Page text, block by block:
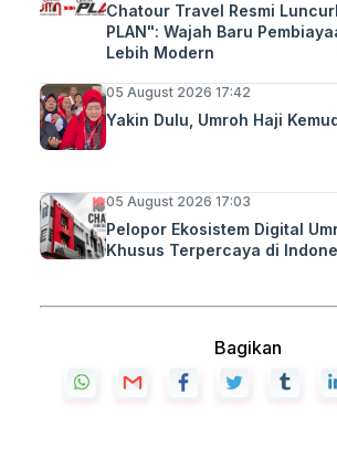
Chatour Travel Resmi
PLAN": Wajah Baru
Lebih Modern
05 August 2026 17:42
Yakin Dulu, Umroh Haji
05 August 2026 17:03
Pelopor Ekosistem Digital
Khusus Terpercaya di
Bagikan